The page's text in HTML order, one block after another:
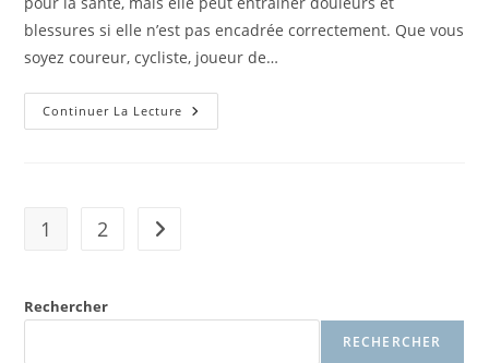
blessures si elle n’est pas encadrée correctement. Que vous
soyez coureur, cycliste, joueur de…
Continuer La Lecture Ostéopathie
Et
1 2 Aller à la page suivante
Rechercher
RECHERCHER